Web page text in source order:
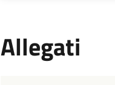
Allegati